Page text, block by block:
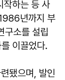
작하는 등 사
년까지 부
구소를 설립
이끌었다.
됐으며, 발인